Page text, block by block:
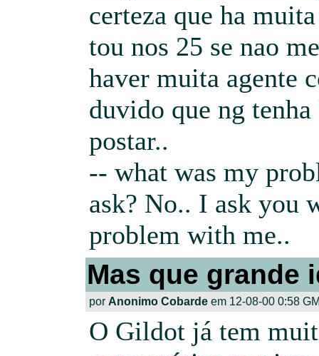
certeza que ha
tou nos 25 se nao
haver muita agente
duvido que ng
postar..
-- what was my
ask? No.. I ask you
problem with me..
Mas que grande
por Anonimo Cobarde em 12-08-00 0:58
O Gildot já tem